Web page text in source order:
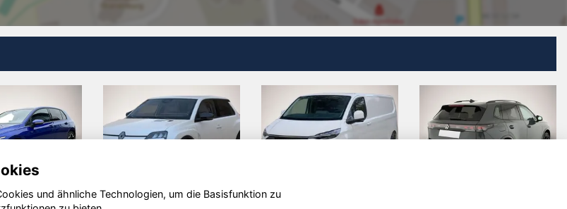
und ähnliche Technologien, um die Basisfunktion zu